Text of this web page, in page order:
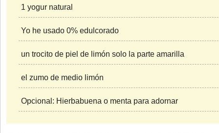
1 yogur natural
Yo he usado 0% edulcorado
un trocito de piel de limón solo la parte amarilla
el zumo de medio limón
Opcional: Hierbabuena o menta para adornar